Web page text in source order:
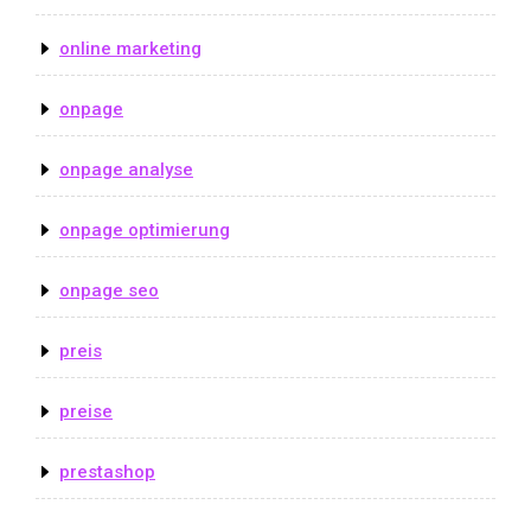
online marketing
onpage
onpage analyse
onpage optimierung
onpage seo
preis
preise
prestashop